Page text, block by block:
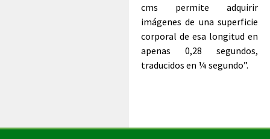
cms permite adquirir
imágenes de una superficie
corporal de esa longitud en
apenas 0,28 segundos,
traducidos en ¼ segundo”.